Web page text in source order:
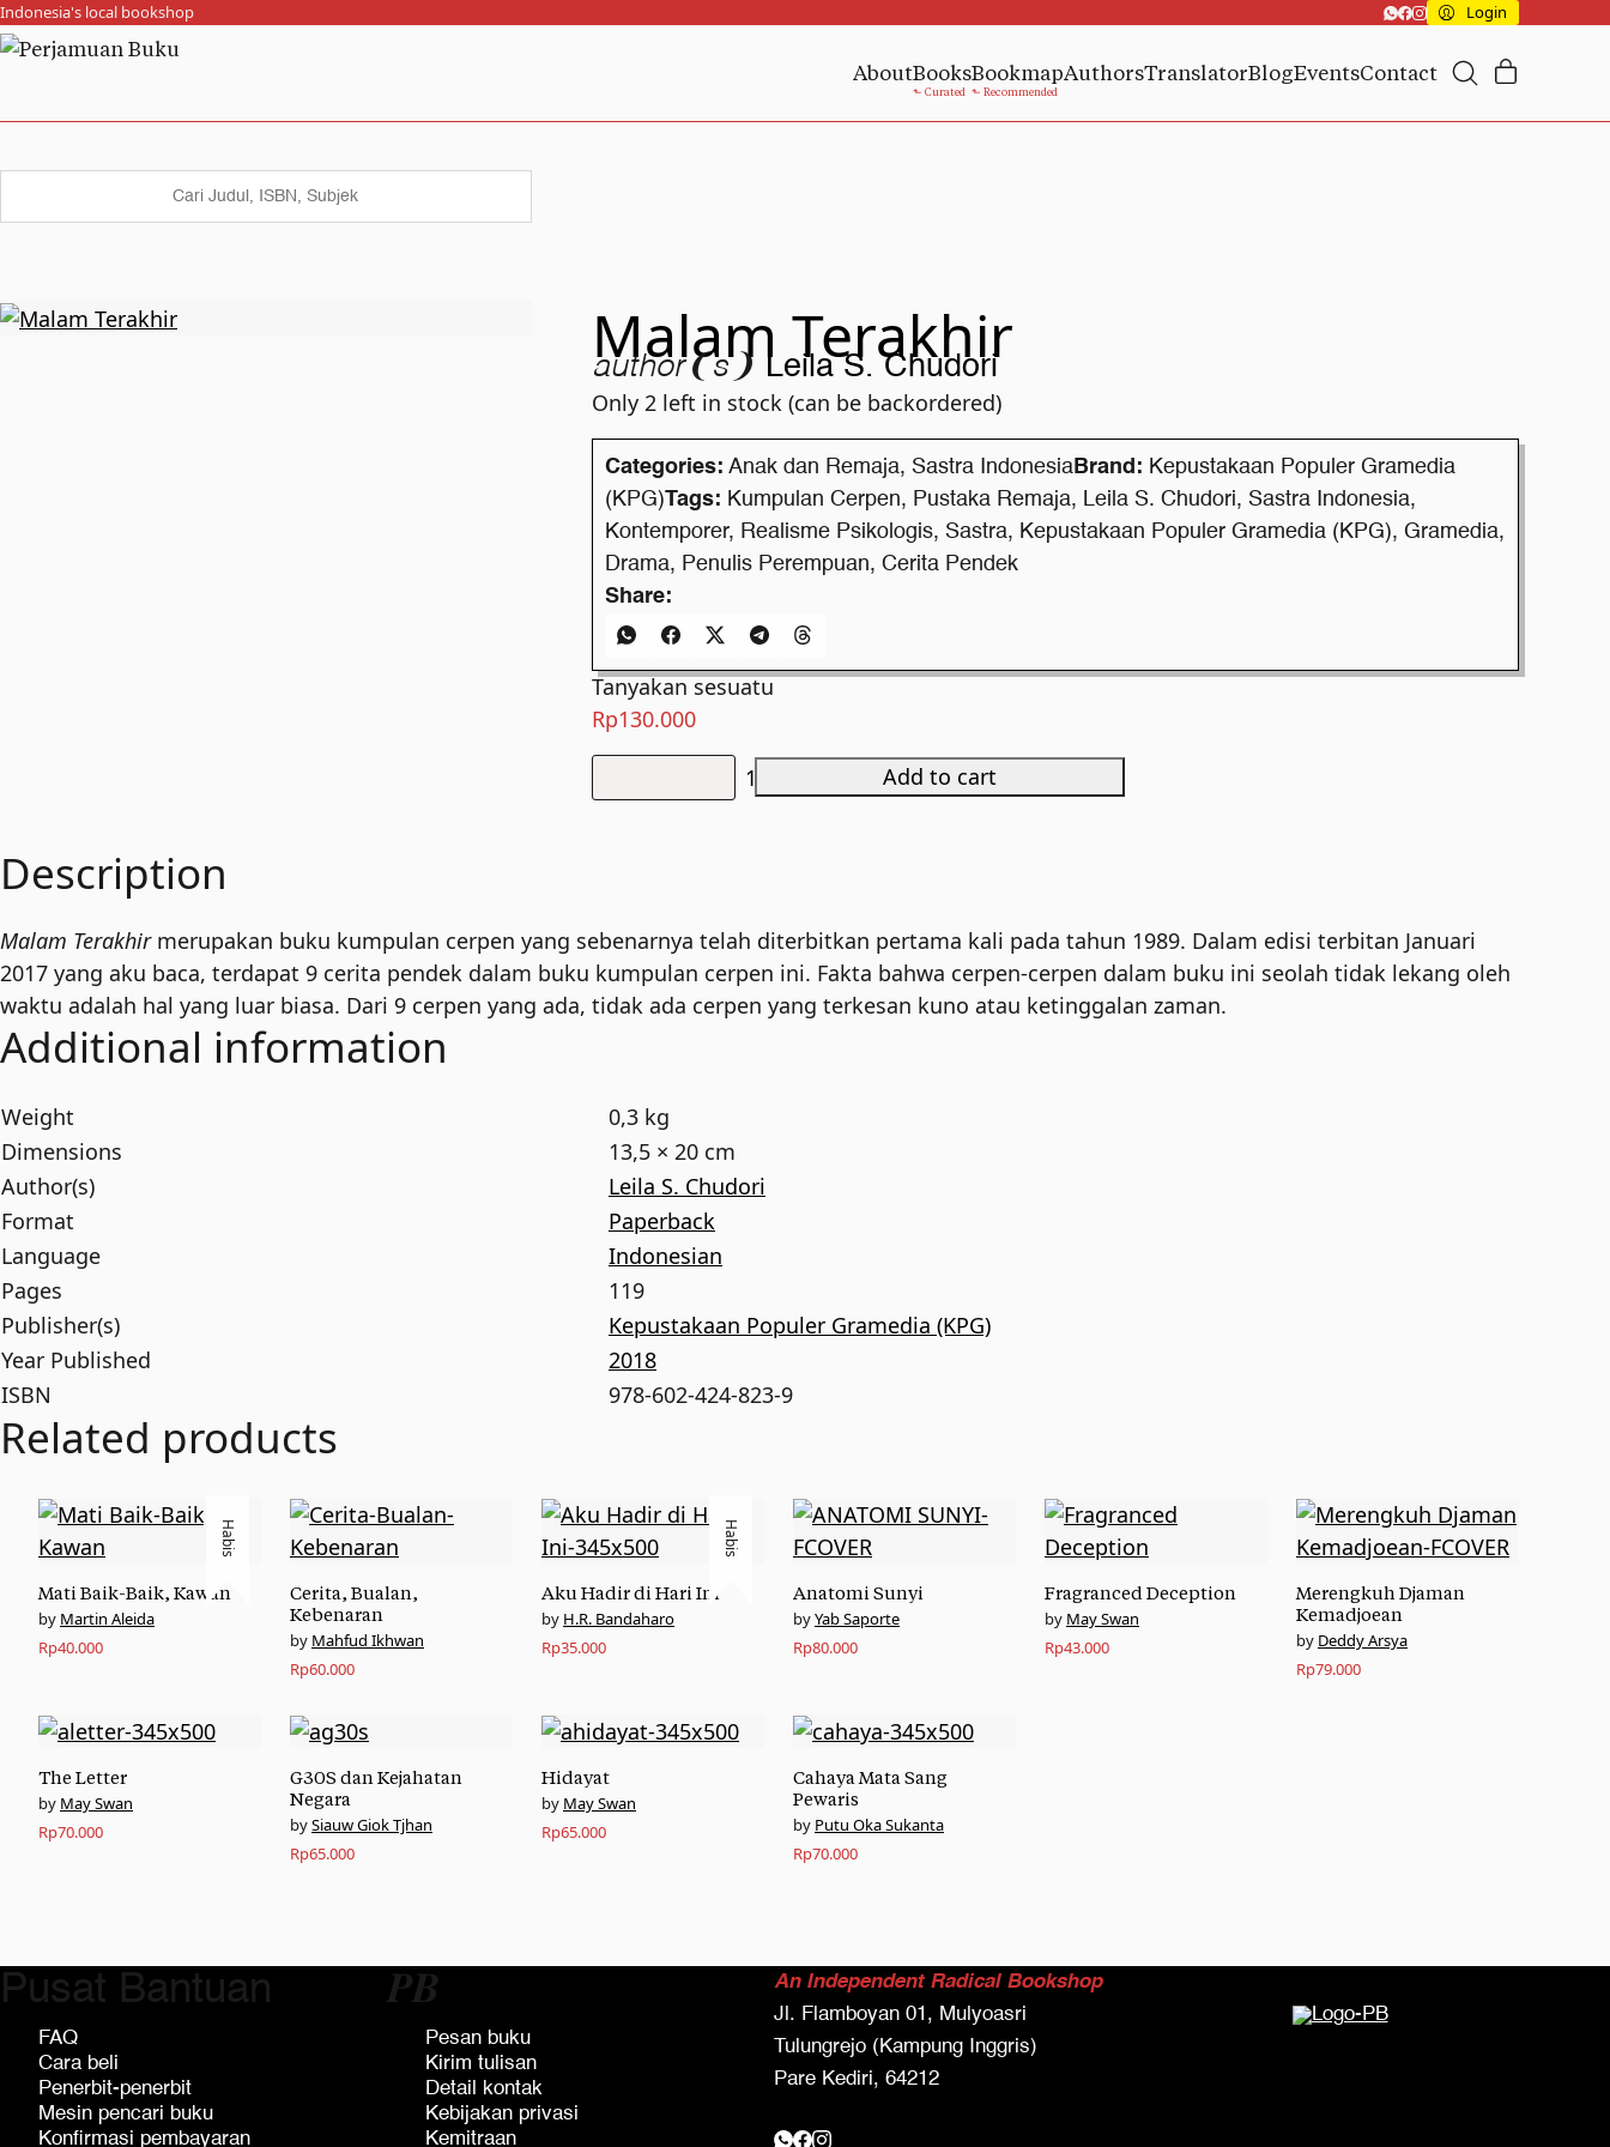
Indonesia's local bookshop Login
AboutBooksBookmapAuthorsTranslatorBlogEventsContact
Malam Terakhir
author❨s❩ Leila S. Chudori
Rp130.000
Only 2 left in stock (can be backordered)
Add to cart
Categories: Anak dan Remaja, Sastra IndonesiaBrand: Kepustakaan Populer Gramedia
(KPG)Tags: Kumpulan Cerpen, Pustaka Remaja, Leila S. Chudori, Sastra Indonesia,
Kontemporer, Realisme Psikologis, Sastra, Kepustakaan Populer Gramedia (KPG), Gramedia,
Drama, Penulis Perempuan, Cerita Pendek
Share:
Tanyakan sesuatu
Description
Malam Terakhirmerupakan buku kumpulan cerpen yang sebenarnya telah diterbitkan pertama kali pada tahun 1989. Dalam edisi terbitan Januari
2017 yang aku baca, terdapat 9 cerita pendek dalam buku kumpulan cerpen ini. Fakta bahwa cerpen-cerpen dalam buku ini seolah tidak lekang oleh
waktu adalah hal yang luar biasa. Dari 9 cerpen yang ada, tidak ada cerpen yang terkesan kuno atau ketinggalan zaman.
Additional information
Weight
0,3 kg
Dimensions
13,5 × 20 cm
Author(s)
Leila S. Chudori
Format
Paperback
Language
Indonesian
Pages
119
Publisher(s)
Kepustakaan Populer Gramedia (KPG)
Year Published
2018
ISBN
978-602-424-823-9
Related products
Habis
Mati Baik-Baik, Kawan
Martin Aleida
Rp40.000
Cerita, Bualan,
Kebenaran
Mahfud Ikhwan
Rp60.000
Habis
Aku Hadir di Hari Ini
H.R. Bandaharo
Rp35.000
Anatomi Sunyi
Yab Saporte
Rp80.000
Fragranced Deception
May Swan
Rp43.000
Merengkuh Djaman
Kemadjoean
Deddy Arsya
Rp79.000
The Letter
May Swan
Rp70.000
G30S dan Kejahatan
Negara
Siauw Giok Tjhan
Rp65.000
Hidayat
May Swan
Rp65.000
Cahaya Mata Sang
Pewaris
Putu Oka Sukanta
Rp70.000
Pusat Bantuan
FAQ
Cara beli
Penerbit-penerbit
Mesin pencari buku
Konfirmasi pembayaran
𝑷𝑩
Pesan buku
Kirim tulisan
Detail kontak
Kebijakan privasi
Kemitraan
An Independent Radical Bookshop
Jl. Flamboyan 01, Mulyoasri
Tulungrejo (Kampung Inggris)
Pare Kediri, 64212